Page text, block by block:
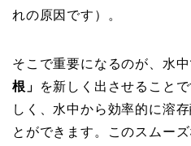
れの原因です）。
そこで重要になるのが、水
根」
を新しく出させること
しく、水中から効率的に溶
とができます。このスムー